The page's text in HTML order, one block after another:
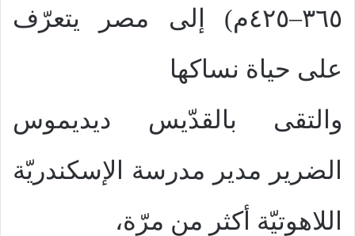
٣٦٥–٤٢٥م) إلى مصر يتعرّف
على حياة نساكها
والتقى بالقدّيس ديديموس
الضرير مدير مدرسة الإسكندريّة
اللاهوتيّة أكثر من مرّة،